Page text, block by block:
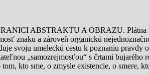
ABSTRAKTU A OBRAZU. Plátna
znaku a zároveň organickú
svoju umeleckú cestu k poznaniu pravdy
„samozrejmosťou“ s črtami
kto sme, o zmysle existencie, o smere,